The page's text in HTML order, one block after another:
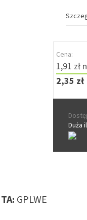
Cena:
1,91 zł
2,35 zł
Duża
GPLWE